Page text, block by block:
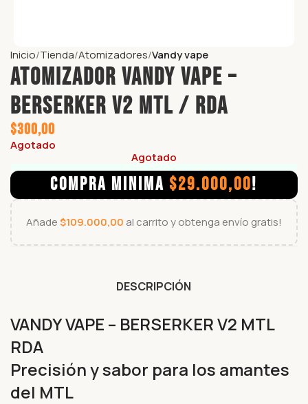
Inicio Tienda Atomizadores Vandy vape
Atomizador VANDY VAPE –
BERSERKER V2 MTL / RDA
$300,00
Agotado
Agotado
COMPRA MINIMA $29.000,00!
Añade$109.000,00 al carrito y obtenga envío gratis!
DESCRIPCIÓN
VANDY VAPE – BERSERKER V2 MTL
RDA
Precisión y sabor para los amantes
del MTL